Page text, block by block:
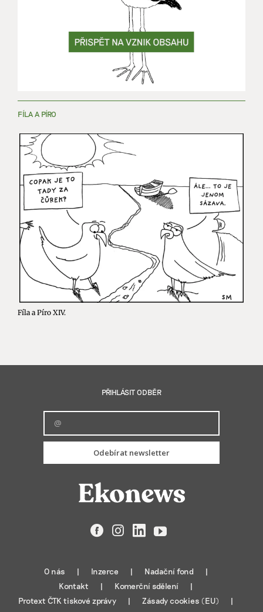
FÍLA A PÍRO
Fíla a Píro XIV.
PŘIHLÁSIT ODBĚR
Odebírat newsletter
FacebookInstagramLinkedIn
YouTube
O nás Inzerce
Nadační fond
Kontakt
Komerční sdělení
Protext ČTK tiskové zprávy
Zásady cookies (EU)